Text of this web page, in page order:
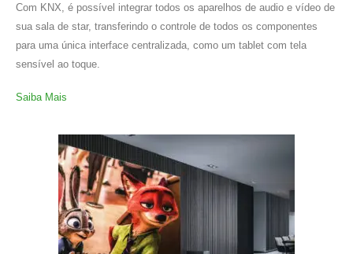
Com KNX, é possível integrar todos os aparelhos de audio e vídeo de
sua sala de star, transferindo o controle de todos os componentes
para uma única interface centralizada, como um tablet com tela
sensível ao toque.
Saiba Mais